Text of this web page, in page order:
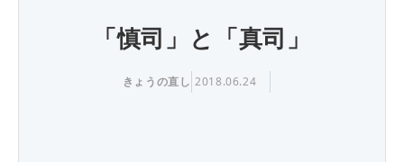
「慎司」と「真司」
きょうの直し 2018.06.24